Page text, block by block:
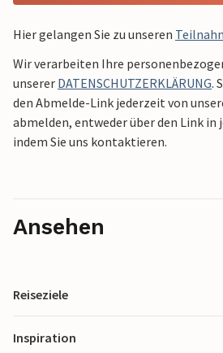
Hier gelangen Sie zu unseren
Wir verarbeiten Ihre
unserer DATENSCHUTZERKLÄRUNG.
den Abmelde-Link jederzeit von
abmelden, entweder über den Link in
indem Sie uns kontaktieren.
Ansehen
Reiseziele
Inspiration